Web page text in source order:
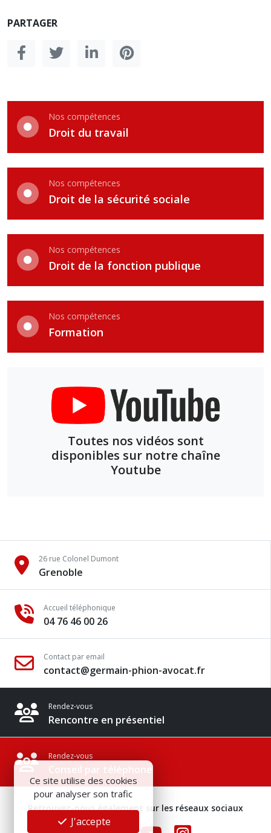
PARTAGER
Nos compétences
Droit du travail
Nos compétences
Droit de la sécurité sociale
Nos compétences
Droit de la fonction publique
Nos compétences
Formation
Toutes nos vidéos sont
disponibles sur notre chaîne
Youtube
26 rue Colonel Dumont
Grenoble
Accueil téléphonique
04 76 46 00 26
Contact par email
contact@germain-phion-avocat.fr
Rendez-vous
Rencontre en présentiel
Rendez-vous
Conseil par téléphone
Retrouvez-nous également sur les réseaux sociaux
Ce site utilise des cookies
pour analyser son trafic
J'accepte